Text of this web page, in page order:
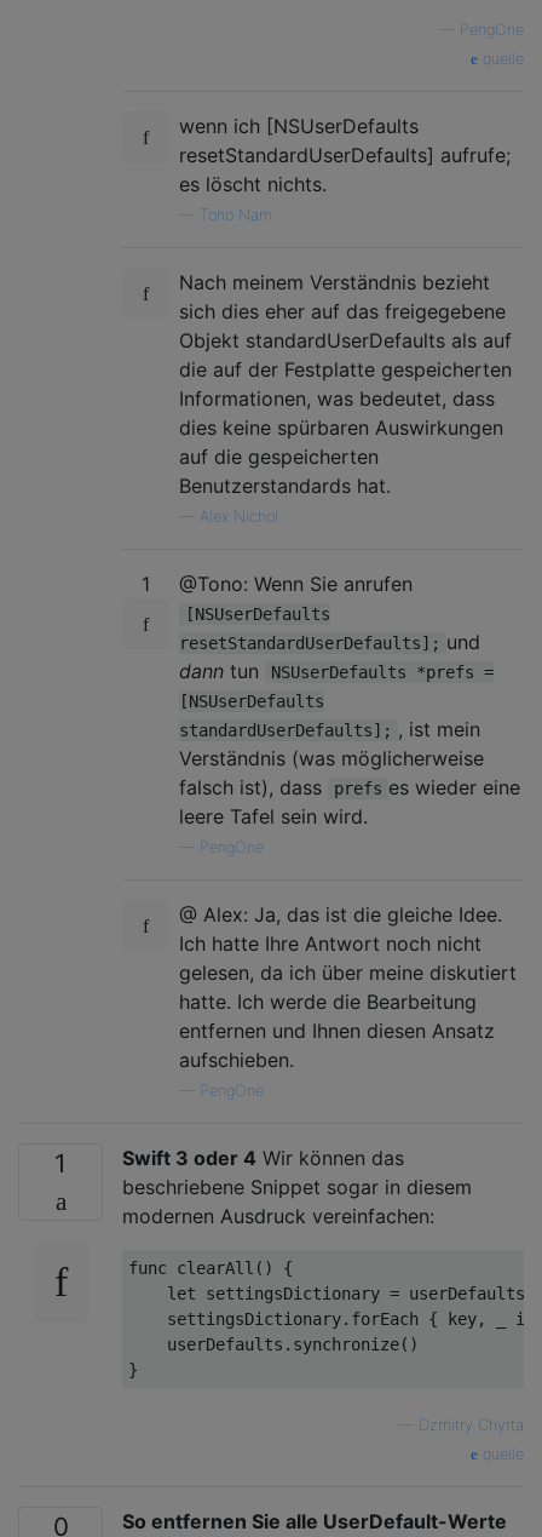
PengOne
quelle
wenn ich [NSUserDefaults
resetStandardUserDefaults] aufrufe;
es löscht nichts.
Tono Nam
Nach meinem Verständnis bezieht
sich dies eher auf das freigegebene
Objekt standardUserDefaults als auf
die auf der Festplatte gespeicherten
Informationen, was bedeutet, dass
dies keine spürbaren Auswirkungen
auf die gespeicherten
Benutzerstandards hat.
Alex Nichol
1 @Tono: Wenn Sie anrufen
[NSUserDefaults
resetStandardUserDefaults]; und
dann tun
NSUserDefaults *prefs =
[NSUserDefaults
standardUserDefaults];
, ist mein
Verständnis (was möglicherweise
falsch ist), dass
prefs es wieder eine
leere Tafel sein wird.
PengOne
@ Alex: Ja, das ist die gleiche Idee.
Ich hatte Ihre Antwort noch nicht
gelesen, da ich über meine diskutiert
hatte. Ich werde die Bearbeitung
entfernen und Ihnen diesen Ansatz
aufschieben.
PengOne
1 Swift 3 oder 4 Wir können das
beschriebene Snippet sogar in diesem
modernen Ausdruck vereinfachen:
func clearAll ()
{
let settingsDictionary =
    settingsDictionary.forEach { key,
in
    userDefaults.synchronize()
Dzmitry Chyrta
quelle
0 So entfernen Sie alle UserDefault-Werte